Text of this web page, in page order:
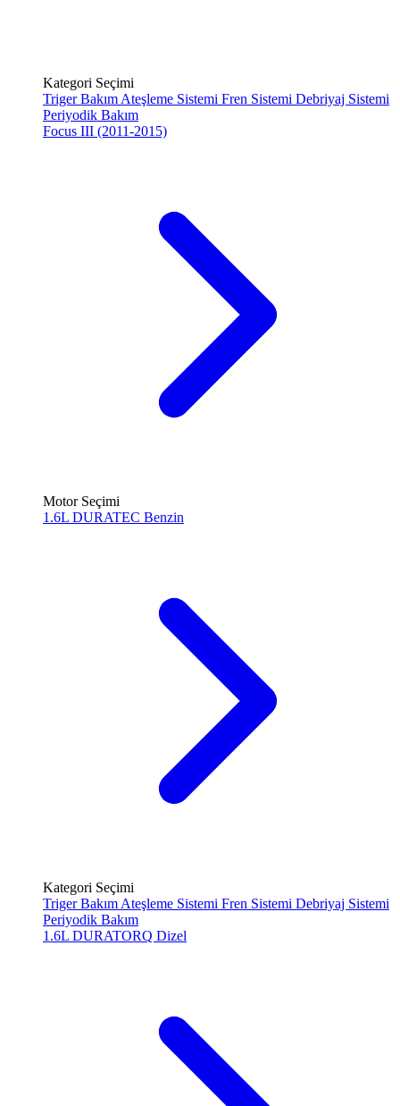
Kategori Seçimi
Triger Bakım Ateşleme Sistemi Fren Sistemi Debriyaj Sistemi
Periyodik Bakım
Focus III (2011-2015)
Motor Seçimi
1.6L DURATEC Benzin
Kategori Seçimi
Triger Bakım Ateşleme Sistemi Fren Sistemi Debriyaj Sistemi
Periyodik Bakım
1.6L DURATORQ Dizel